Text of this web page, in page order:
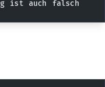
ist auch falsch